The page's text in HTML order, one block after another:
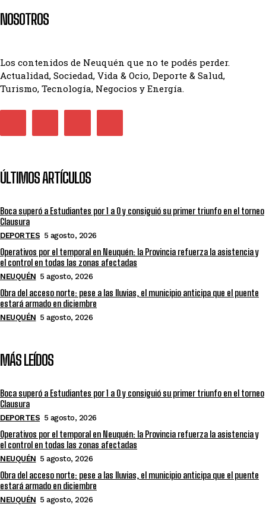
NOSOTROS
Los contenidos de Neuquén que no te podés perder.
Actualidad, Sociedad, Vida & Ocio, Deporte & Salud,
Turismo, Tecnología, Negocios y Energía.
ÚLTIMOS ARTÍCULOS
Boca superó a Estudiantes por 1 a 0 y consiguió su primer triunfo en el torneo
Clausura
DEPORTES 5 agosto, 2026
Operativos por el temporal en Neuquén: la Provincia refuerza la asistencia y
el control en todas las zonas afectadas
NEUQUÉN 5 agosto, 2026
Obra del acceso norte: pese a las lluvias, el municipio anticipa que el puente
estará armado en diciembre
NEUQUÉN 5 agosto, 2026
MÁS LEÍDOS
Boca superó a Estudiantes por 1 a 0 y consiguió su primer triunfo en el torneo
Clausura
DEPORTES 5 agosto, 2026
Operativos por el temporal en Neuquén: la Provincia refuerza la asistencia y
el control en todas las zonas afectadas
NEUQUÉN 5 agosto, 2026
Obra del acceso norte: pese a las lluvias, el municipio anticipa que el puente
estará armado en diciembre
NEUQUÉN 5 agosto, 2026